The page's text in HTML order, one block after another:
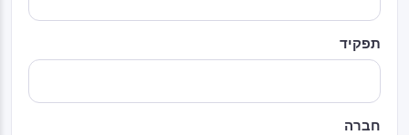
תפקיד
חברה